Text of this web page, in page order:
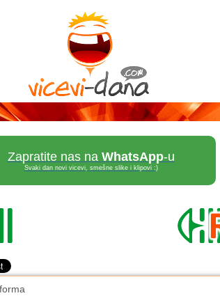
Zapratite nas na WhatsApp-u
Svaki dan novi vicevi, smešne slike i klipovi :)